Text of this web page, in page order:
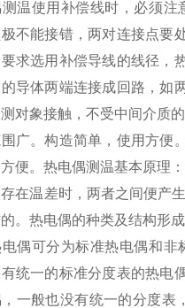
温使用补偿线时，必须注
不能接错，两对连接点要
求选用补偿导线的线径，
导体两端连接成回路，如
对象接触，不受中间介质的
广。构造简单，使用方便
便。热电偶测温基本原理
在温差时，两者之间便产
。热电偶的种类及结构形
偶可分为标准热电偶和
统一的标准分度表的热电
一般也没有统一的分度表